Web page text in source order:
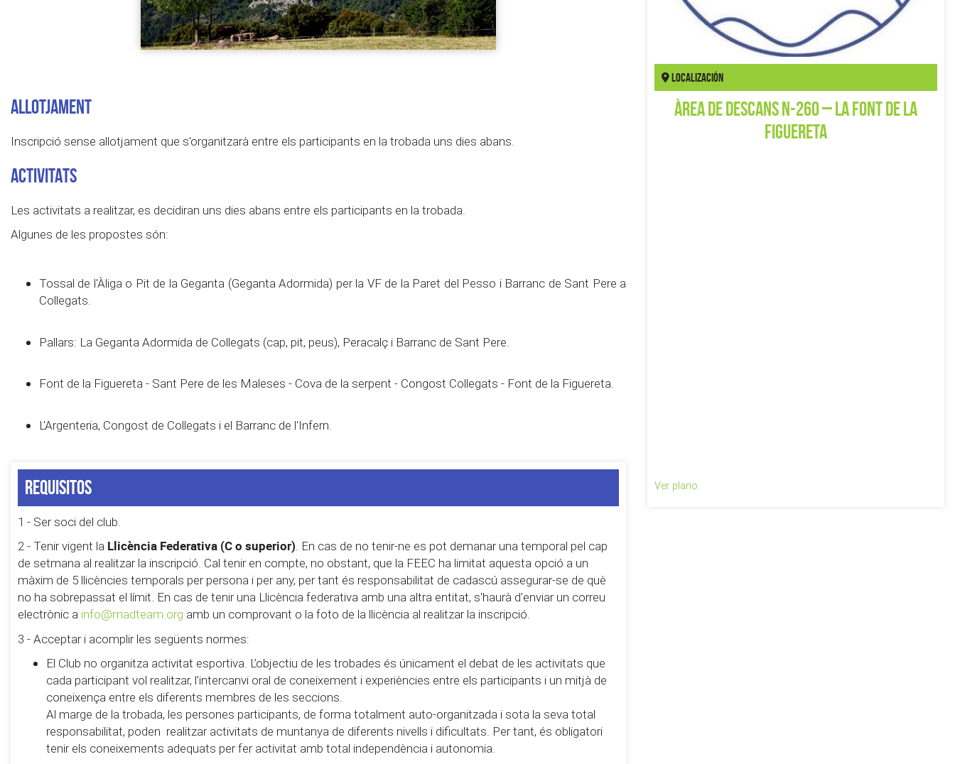
ALLOTJAMENT
Inscripció sense allotjament que s'organitzarà entre els participants en la trobada uns dies abans.
ACTIVITATS
Les activitats a realitzar, es decidiran uns dies abans entre els participants en la trobada.
Algunes de les propostes són:
Tossal de l'Àliga o Pit de la Geganta (Geganta Adormida) per la VF de la Paret del Pesso i Barranc de Sant Pere a
Collegats.
Pallars: La Geganta Adormida de Collegats (cap, pit, peus), Peracalç i Barranc de Sant Pere.
Font de la Figuereta - Sant Pere de les Maleses - Cova de la serpent - Congost Collegats - Font de la Figuereta.
L'Argenteria, Congost de Collegats i el Barranc de l'Infern.
Requisitos
1 - Ser soci del club.
2 - Tenir vigent la Llicència Federativa (C o superior). En cas de no tenir-ne es pot demanar una temporal pel cap
de setmana al realitzar la inscripció. Cal tenir en compte, no obstant, que la FEEC ha limitat aquesta opció a un
màxim de 5 llicències temporals per persona i per any, per tant és responsabilitat de cadascú assegurar-se de què
no ha sobrepassat el límit. En cas de tenir una Llicència federativa amb una altra entitat, s'haurà d'enviar un correu
electrònic a info@madteam.org amb un comprovant o la foto de la llicència al realitzar la inscripció.
3 - Acceptar i acomplir les següents normes:
El Club no organitza activitat esportiva. L’objectiu de les trobades és únicament el debat de les activitats que
cada participant vol realitzar, l’intercanvi oral de coneixement i experiències entre els participants i un mitjà de
coneixença entre els diferents membres de les seccions.
Al marge de la trobada, les persones participants, de forma totalment auto-organitzada i sota la seva total
responsabilitat, poden realitzar activitats de muntanya de diferents nivells i dificultats. Per tant, és obligatori
tenir els coneixements adequats per fer activitat amb total independència i autonomia.
Localización
Àrea de descans N-260 – La Font de la
Figuereta
Ver plano